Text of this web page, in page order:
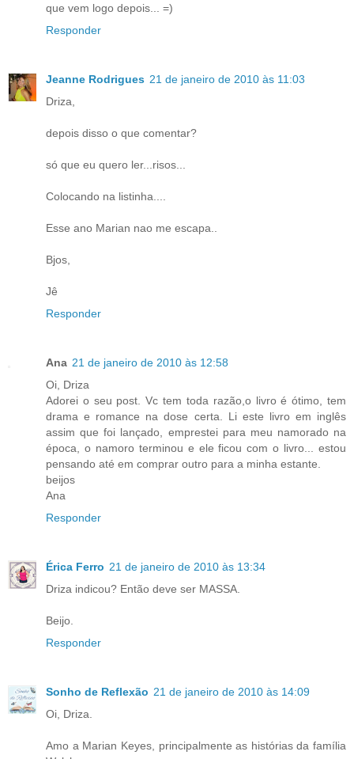
que vem logo depois... =)
Responder
Jeanne Rodrigues 21 de janeiro de 2010 às 11:03
Driza,
depois disso o que comentar?
só que eu quero ler...risos...
Colocando na listinha....
Esse ano Marian nao me escapa..
Bjos,
Jê
Responder
Ana 21 de janeiro de 2010 às 12:58
Oi, Driza
Adorei o seu post. Vc tem toda razão,o livro é ótimo, tem
drama e romance na dose certa. Li este livro em inglês
assim que foi lançado, emprestei para meu namorado na
época, o namoro terminou e ele ficou com o livro... estou
pensando até em comprar outro para a minha estante.
beijos
Ana
Responder
Érica Ferro 21 de janeiro de 2010 às 13:34
Driza indicou? Então deve ser MASSA.
Beijo.
Responder
Sonho de Reflexão 21 de janeiro de 2010 às 14:09
Oi, Driza.
Amo a Marian Keyes, principalmente as histórias da família